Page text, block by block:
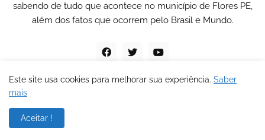
sabendo de tudo que acontece no município de Flores PE,
além dos fatos que ocorrem pelo Brasil e Mundo.
Este site usa cookies para melhorar sua experiência. Saber
mais
Aceitar !